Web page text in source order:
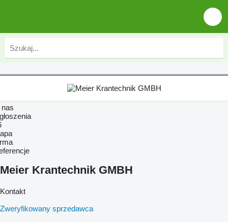
Meier Krantechnik GMBH
Kontakt
Zweryfikowany sprzedawca